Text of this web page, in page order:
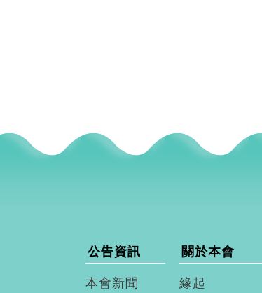
公告資訊
本會新聞
關於本會
緣起